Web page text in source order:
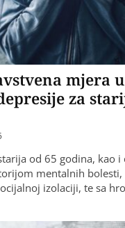
mjera u
za
od 65 godina, kao
mentalnih bolesti,
izolaciji, te sa